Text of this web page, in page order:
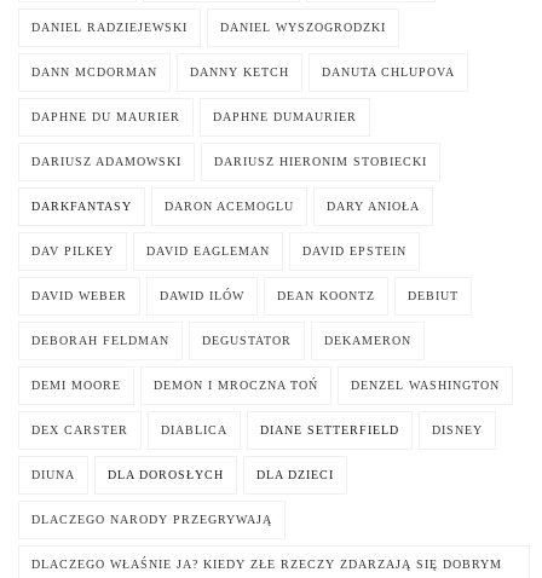
DANIEL RADZIEJEWSKI DANIEL WYSZOGRODZKI
DANN MCDORMAN DANNY KETCH DANUTA CHLUPOVA
DAPHNE DU MAURIER DAPHNE DUMAURIER
DARIUSZ ADAMOWSKI DARIUSZ HIERONIM STOBIECKI
DARKFANTASY DARON ACEMOGLU DARY ANIOŁA
DAV PILKEY DAVID EAGLEMAN DAVID EPSTEIN
DAVID WEBER DAWID ILÓW DEAN KOONTZ DEBIUT
DEBORAH FELDMAN DEGUSTATOR DEKAMERON
DEMI MOORE DEMON I MROCZNA TOŃ DENZEL WASHINGTON
DEX CARSTER DIABLICA DIANE SETTERFIELD DISNEY
DIUNA DLA DOROSŁYCH DLA DZIECI
DLACZEGO NARODY PRZEGRYWAJĄ
DLACZEGO WŁAŚNIE JA? KIEDY ZŁE RZECZY ZDARZAJĄ SIĘ DOBRYM